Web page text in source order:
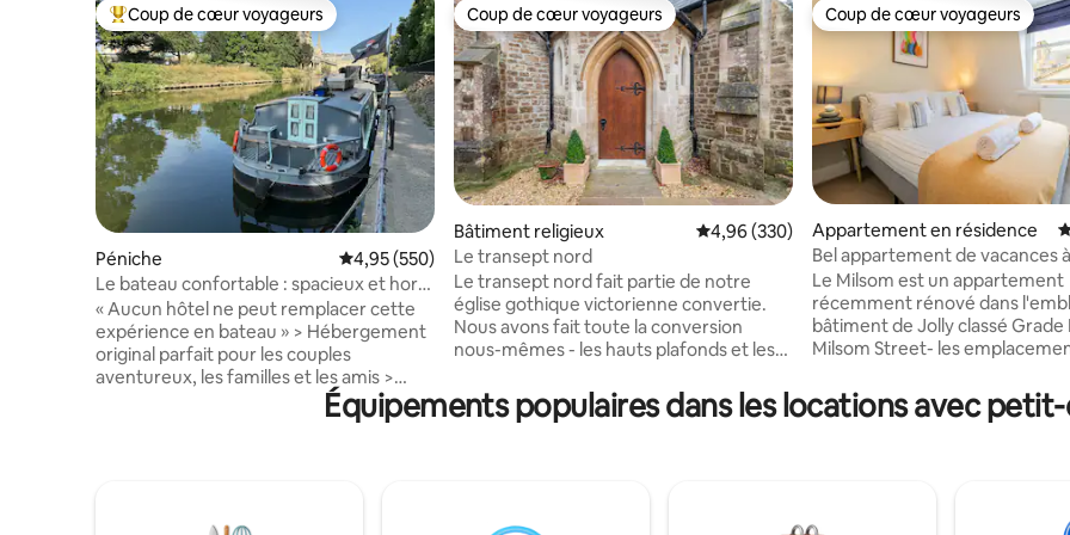
Coups de cœur voyageurs les plus appréciés
Coup de cœur voyageurs
Péniche Évaluation moyenne sur la base de 550 commentaires : 4,95 sur 5
4,95 (550)
Le bateau confortable : spacieux et hors
réseau avec petit déjeuner
« Aucun hôtel ne peut remplacer cette
expérience en bateau » > Hébergement
original parfait pour les couples
aventureux, les familles et les amis >
Séjournez sur notre péniche propre,
confortable et étonnamment spacieuse.
Coup de cœur voyageurs
Coup de cœur voyageurs
Bâtiment religieux Évaluation moyenne sur la base de 330
4,96 (330)
Le transept nord
Le transept nord fait partie de notre
église gothique victorienne convertie.
Nous avons fait toute la conversion
nous-mêmes - les hauts plafonds et les
espace unique. Il est dans un petit
hameau dans une belle vallée cachée
Coup de cœur voyageurs
Coup de cœur voyageurs
Appartement en résidence
Bel appartement de vacances
Emplacement A* Milsom Street
Le Milsom est un appartement
récemment rénové dans
bâtiment de Jolly classé Grade
Milsom Street- les
L'Appartement 10 est au 3ème
avec vue sur Bath en direction
été entièrement rénové et
goût avec une télévision
Équipements populaires dans les locations avec